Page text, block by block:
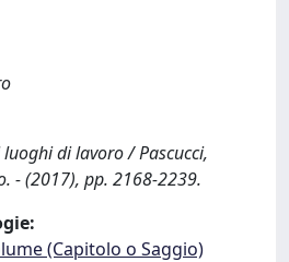
di lavoro / Pascucci,
- (2017), pp. 2168-2239.
(Capitolo o Saggio)